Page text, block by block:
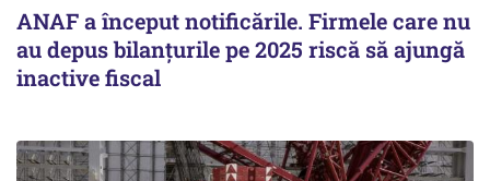
ANAF a început notificările. Firmele care nu
au depus bilanțurile pe 2025 riscă să ajungă
inactive fiscal